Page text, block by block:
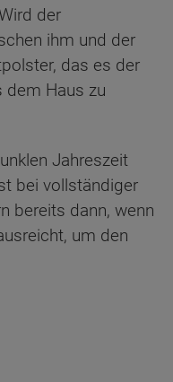
der
ihm und der
das es der
dem Haus zu
Jahreszeit
bei vollständiger
bereits dann, wenn
um den